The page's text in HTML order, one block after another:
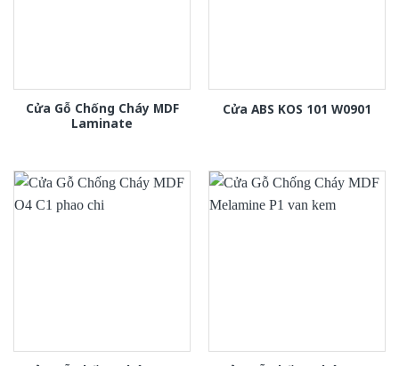
Cửa Gỗ Chống Cháy MDF
Laminate
Cửa ABS KOS 101 W0901